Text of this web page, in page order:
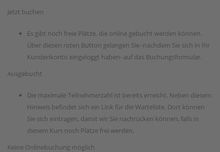
Jetzt buchen
Es gibt noch freie Plätze, die online gebucht werden können.
Über diesen roten Button gelangen Sie -nachdem Sie sich in Ihr
Kundenkonto eingeloggt haben- auf das Buchungsformular.
Ausgebucht
Die maximale Teilnehmerzahl ist bereits erreicht. Neben diesem
Hinweis befindet sich ein Link für die Warteliste. Dort können
Sie sich eintragen, damit wir Sie nachrücken können, falls in
diesem Kurs noch Plätze frei werden.
Keine Onlinebuchung möglich